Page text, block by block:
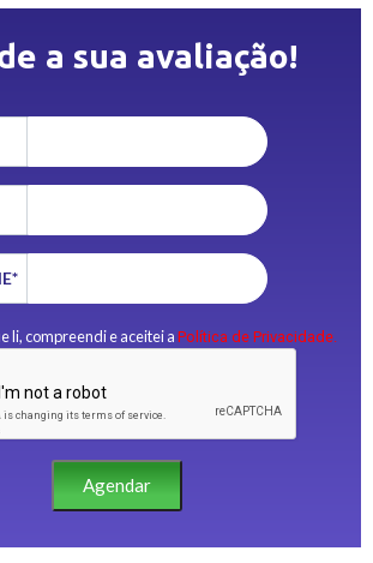
a sua avaliação!
li, compreendi e aceitei a Política de Privacidade.
Agendar